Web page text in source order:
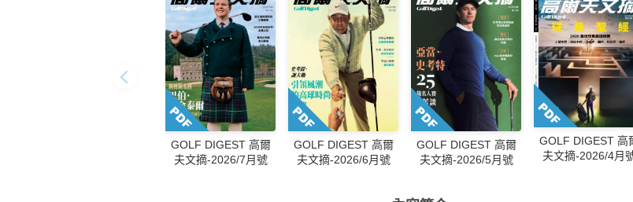
GOLF DIGEST 高爾
夫文摘-2026/7月號
GOLF DIGEST 高爾
夫文摘-2026/6月號
GOLF DIGEST 高爾
夫文摘-2026/5月號
GOLF DIGEST 高
夫文摘-2026/4月